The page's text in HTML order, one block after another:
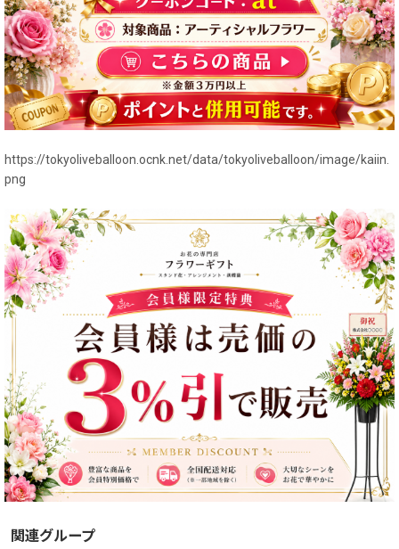
https://tokyoliveballoon.ocnk.net/data/tokyoliveballoon/image/kaiin.
png
関連グループ